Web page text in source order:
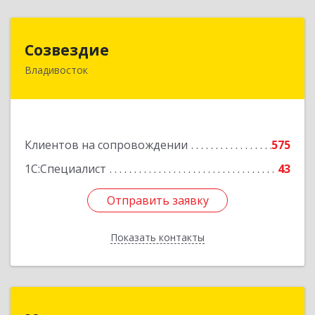
Созвездие
Владивосток
Клиентов на сопровождении
575
1С:Специалист
43
Отправить заявку
Показать контакты
690069, Приморский край, Владивосток г,
Отправить заявку
Назад